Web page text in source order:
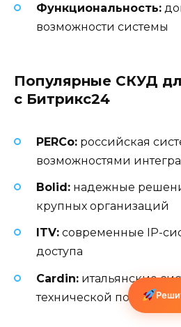
Функциональность:
возможности системы
Популярные СКУД
с Битрикс24
PERCo: российская
возможностями
Bolid: надежные
крупных организаций
ITV: современные IP-
доступа
Cardin: итальянские
технической